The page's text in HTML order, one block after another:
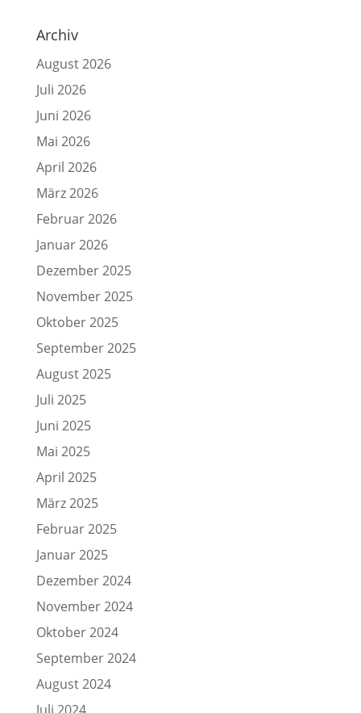
Archiv
August 2026
Juli 2026
Juni 2026
Mai 2026
April 2026
März 2026
Februar 2026
Januar 2026
Dezember 2025
November 2025
Oktober 2025
September 2025
August 2025
Juli 2025
Juni 2025
Mai 2025
April 2025
März 2025
Februar 2025
Januar 2025
Dezember 2024
November 2024
Oktober 2024
September 2024
August 2024
Juli 2024